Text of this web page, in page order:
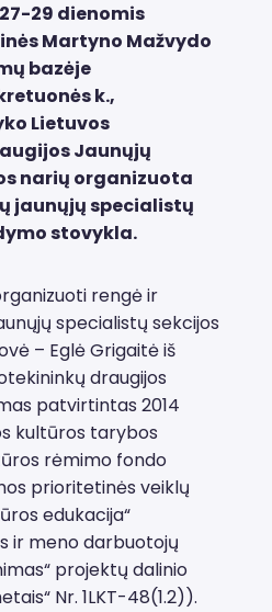
29 dienomis
Martyno Mažvydo
bazėje
k.,
Lietuvos
Jaunųjų
narių organizuota
jaunųjų specialistų
stovykla.
rengė ir
specialistų sekcijos
– Eglė Grigaitė iš
draugijos
patvirtintas 2014
kultūros tarybos
rėmimo fondo
prioritetinės veiklų
edukacija“
ir meno darbuotojų
projektų dalinio
Nr. 1LKT-48(1.2)).